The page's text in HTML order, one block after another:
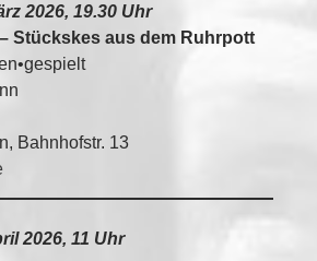
2026, 19.30 Uhr
Stückskes aus dem Ruhrpott
Bahnhofstr. 13
2026, 11 Uhr